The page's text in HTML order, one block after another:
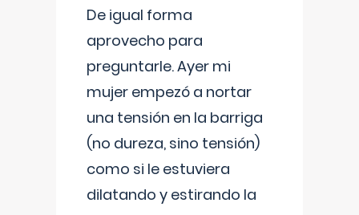
De igual forma
aprovecho para
preguntarle. Ayer mi
mujer empezó a nortar
una tensión en la barriga
(no dureza, sino tensión)
como si le estuviera
dilatando y estirando la